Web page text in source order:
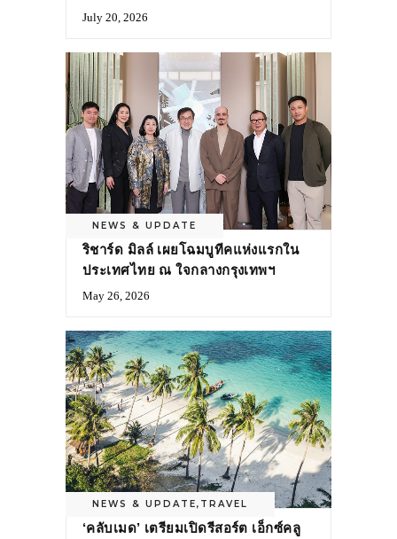
July 20, 2026
NEWS & UPDATE
ริชาร์ด มิลล์ เผยโฉมบูทีคแห่งแรกใน
ประเทศไทย ณ ใจกลางกรุงเทพฯ
May 26, 2026
NEWS & UPDATE, TRAVEL
‘คลับเมด’ เตรียมเปิดรีสอร์ต เอ็กซ์คลู